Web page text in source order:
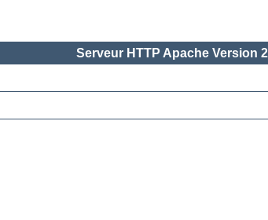
Serveur HTTP Apache Version